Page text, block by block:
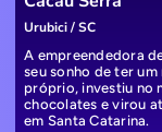
Urubici / SC
A empreendedora
seu sonho de ter um
próprio, investiu no
chocolates e virou
em Santa Catarina.